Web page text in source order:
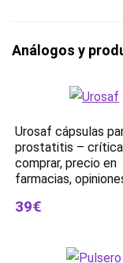
Análogos y
Urosaf cápsulas
prostatitis –
comprar, precio en
farmacias,
39€